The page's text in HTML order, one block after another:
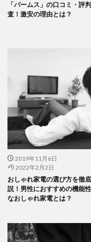
「パームス」の口コミ・評
査！激安の理由とは？
2019年11月6日
2022年2月2日
おしゃれ家電の選び方を徹
説！男性におすすめの機能
なおしゃれ家電とは？